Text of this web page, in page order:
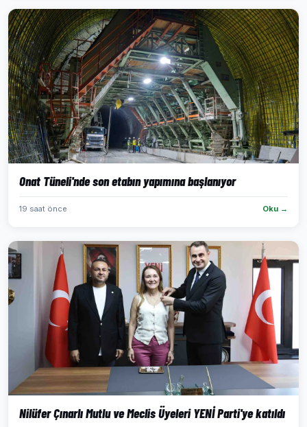
Onat Tüneli'nde son etabın yapımına başlanıyor
19 saat önce Oku →
Nilüfer Çınarlı Mutlu ve Meclis Üyeleri YENİ Parti'ye katıldı